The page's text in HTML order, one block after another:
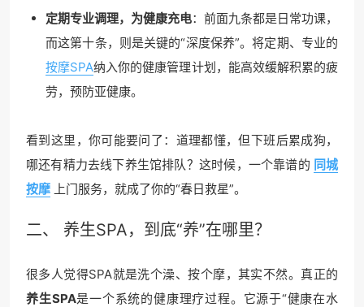
定期专业调理，为健康充电：前面九条都是日常功课，
而这第十条，则是关键的“深度保养”。将定期、专业的
按摩SPA纳入你的健康管理计划，能高效缓解积累的疲
劳，预防亚健康。
看到这里，你可能要问了：道理都懂，但下班后累成狗，
哪还有精力去线下养生馆排队？这时候，一个靠谱的 同城
按摩 上门服务，就成了你的“春日救星”。
二、 养生SPA，到底“养”在哪里？
很多人觉得SPA就是洗个澡、按个摩，其实不然。真正的
养生SPA是一个系统的健康理疗过程。它源于“健康在水